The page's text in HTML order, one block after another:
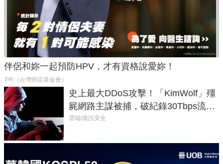
伴侶和妳一起預防HPV，才有資格說愛妳！
PR（台灣癌症基金會）
史上最大DDoS攻擊！「KimWolf」殭
屍網路主謀被捕，破紀錄30Tbps流量
癱瘓全球！
雲端/資訊安全